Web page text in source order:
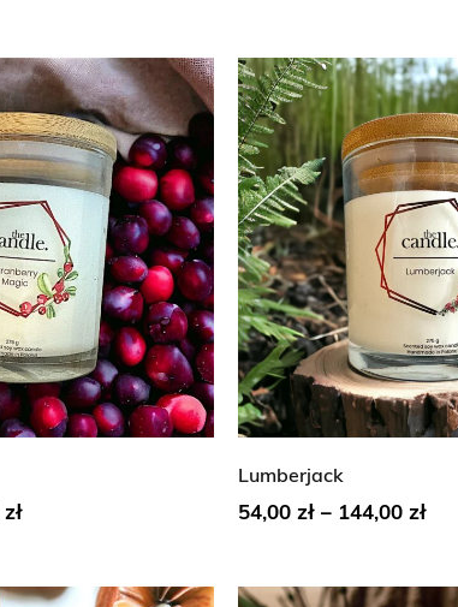
zł
Lumberjack
54,00 zł – 144,00 zł